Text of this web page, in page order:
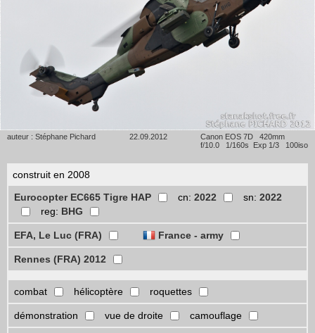
auteur : Stéphane Pichard 22.09.2012
Canon EOS 7D 420mm
f/10.0 1/160s Exp 1/3 100iso
construit en 2008
Eurocopter EC665 Tigre HAP
cn: 2022 sn: 2022
reg: BHG
EFA, Le Luc (FRA) France - army
Rennes (FRA) 2012
combat hélicoptère roquettes
démonstration vue de droite camouflage